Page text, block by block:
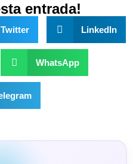
entrada!
Twitter LinkedIn
WhatsApp